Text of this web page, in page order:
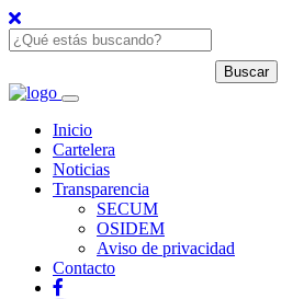
Inicio
Cartelera
Noticias
Transparencia
SECUM
OSIDEM
Aviso de privacidad
Contacto